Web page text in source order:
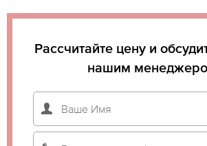
Рассчитайте цену и
нашим